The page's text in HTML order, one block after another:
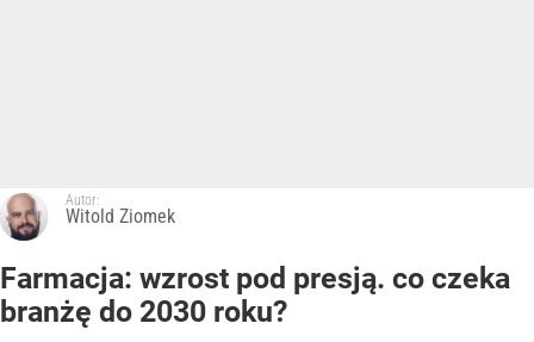
Autor:
Witold Ziomek
Farmacja: wzrost pod presją. co czeka
branżę do 2030 roku?